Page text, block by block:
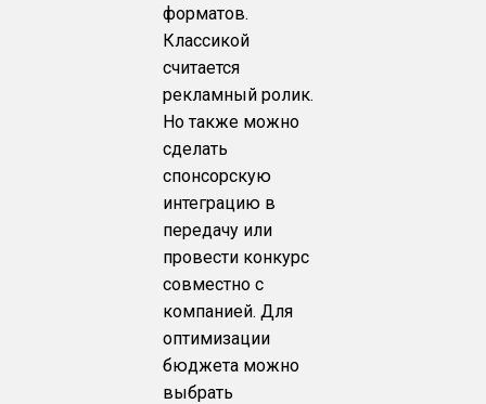
форматов.
Классикой
считается
рекламный ролик.
Но также можно
сделать
спонсорскую
интеграцию в
передачу или
провести конкурс
совместно с
компанией. Для
оптимизации
бюджета можно
выбрать